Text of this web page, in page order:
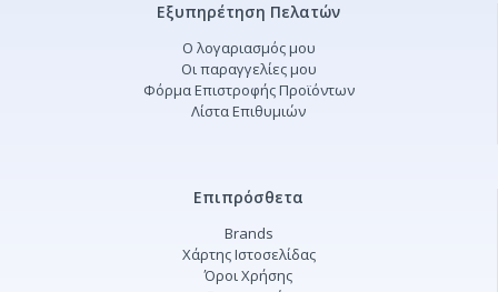
Εξυπηρέτηση Πελατών
Ο λογαριασμός μου
Οι παραγγελίες μου
Φόρμα Επιστροφής Προϊόντων
Λίστα Επιθυμιών
Επιπρόσθετα
Brands
Χάρτης Ιστοσελίδας
Όροι Χρήσης